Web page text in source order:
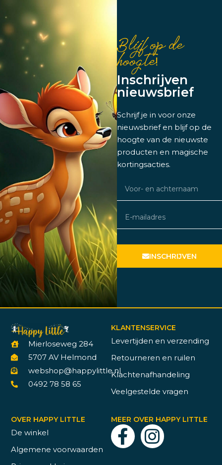
Blijf op de
hoogte!
Inschrijven
nieuwsbrief
Schrijf je in voor onze
nieuwsbrief en blijf op de
hoogte van de nieuwste
producten en magische
kortingsacties.
INSCHRIJVEN
Mierloseweg 284
5707 AV Helmond
webshop@happylittle.nl
0492 78 58 65
KLANTENSERVICE
Levertijden en verzending
Retourneren en ruilen
Klachtenafhandeling
Veelgestelde vragen
OVER HAPPY LITTLE
De winkel
Algemene voorwaarden
MEER OVER HAPPY LITTLE